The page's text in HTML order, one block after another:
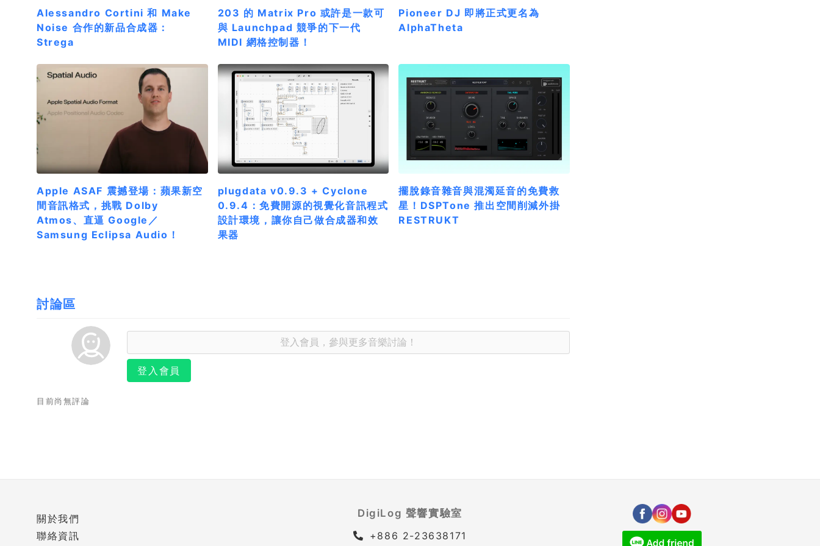
Alessandro Cortini 和 Make
Noise 合作的新品合成器：
Strega
203 的 Matrix Pro 或許是一款可
與 Launchpad 競爭的下一代
MIDI 網格控制器！
Pioneer DJ 即將正式更名為
AlphaTheta
Apple ASAF 震撼登場：蘋果新空
間音訊格式，挑戰 Dolby
Atmos、直逼 Google／
Samsung Eclipsa Audio！
plugdata v0.9.3 + Cyclone
0.9.4：免費開源的視覺化音訊程式
設計環境，讓你自己做合成器和效
果器
擺脫錄音雜音與混濁延音的免費救
星！DSPTone 推出空間削減外掛
RESTRUKT
討論區
登入會員
目前尚無評論
關於我們
聯絡資訊
DigiLog 聲響實驗室
+886 2-23638171